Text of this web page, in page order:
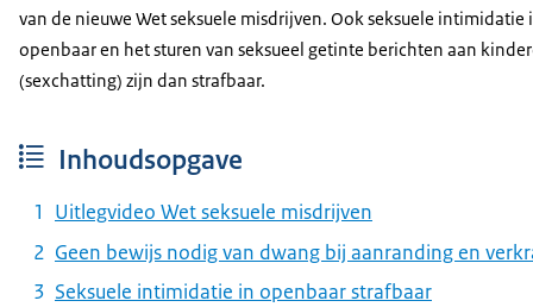
van de nieuwe Wet seksuele misdrijven. Ook seksuele intimidatie
openbaar en het sturen van seksueel getinte berichten aan
(sexchatting) zijn dan strafbaar.
Inhoudsopgave
Uitlegvideo Wet seksuele misdrijven
Geen bewijs nodig van dwang bij aanranding en
Seksuele intimidatie in openbaar strafbaar